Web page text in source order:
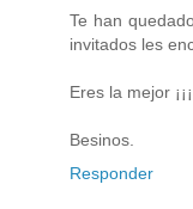
Te han
invitados les
Eres la mejor
Besinos.
Responder